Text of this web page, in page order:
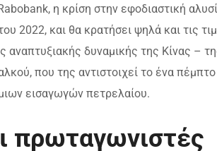
η κρίση στην εφοδιαστική
2022, και θα κρατήσει ψηλά και τις
δυναμικής της Κίνας –
που της αντιστοιχεί το ένα
εισαγωγών πετρελαίου.
πρωταγωνιστές